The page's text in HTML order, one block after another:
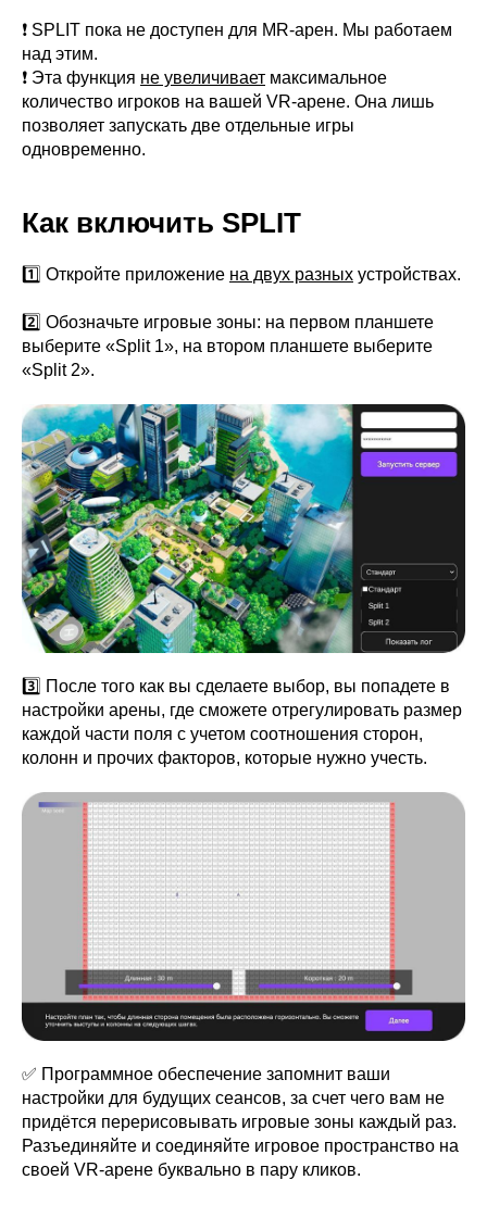
❗️ SPLIT пока не доступен для MR-арен. Мы работаем
над этим.
❗️ Эта функция не увеличивает максимальное
количество игроков на вашей VR-арене. Она лишь
позволяет запускать две отдельные игры
одновременно.
Как включить SPLIT
1️⃣ Откройте приложение на двух разных устройствах.
2️⃣ Обозначьте игровые зоны: на первом планшете
выберите «Split 1», на втором планшете выберите
«Split 2».
3️⃣ После того как вы сделаете выбор, вы попадете в
настройки арены, где сможете отрегулировать размер
каждой части поля с учетом соотношения сторон,
колонн и прочих факторов, которые нужно учесть.
✅ Программное обеспечение запомнит ваши
настройки для будущих сеансов, за счет чего вам не
придётся перерисовывать игровые зоны каждый раз.
Разъединяйте и соединяйте игровое пространство на
своей VR-арене буквально в пару кликов.